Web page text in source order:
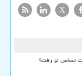
X
حساس لو رفت؟